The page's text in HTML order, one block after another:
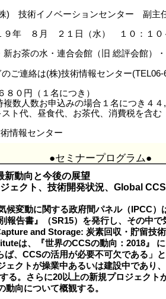
) 技術イノベーションセンター 副主
９年 ８月 ２１日（水） １０：１０
新お茶の水・連合会館（旧 総評会館
ご連絡は(株)技術情報センター(TEL06-
８０円（１名につき）
複数人数お申込みの場合１名につき４４,
ト代、昼食代、お茶代、消費税を含む
情報センター
●セミナープログラム●
新動向と今後の展望
ェクト、技術開発状況、Global
候変動に関する政府間パネル（IPCC
報告書』（SR15）を発行し、その中で
and Storage: 炭素回収・貯留技
は、『世界のCCSの動向：2018』
ば、CCSの活用が必要不可欠である」
ェクトが操業中あるいは建設中であり
る。さらに20以上の新規プロジェクト
動向について概観する。